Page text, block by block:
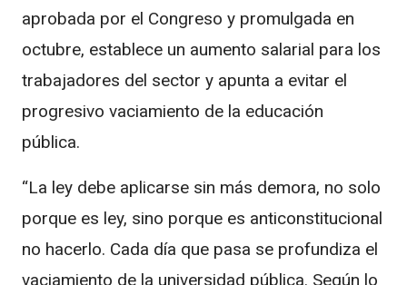
aprobada por el Congreso y promulgada en
octubre, establece un aumento salarial para los
trabajadores del sector y apunta a evitar el
progresivo vaciamiento de la educación
pública.
“La ley debe aplicarse sin más demora, no solo
porque es ley, sino porque es anticonstitucional
no hacerlo. Cada día que pasa se profundiza el
vaciamiento de la universidad pública. Según lo